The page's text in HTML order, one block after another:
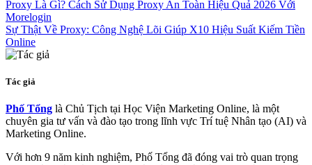
Proxy Là Gì? Cách Sử Dụng Proxy An Toàn Hiệu Quả 2026 Với
Morelogin
Sự Thật Về Proxy: Công Nghệ Lõi Giúp X10 Hiệu Suất Kiếm Tiền
Online
Tác giả
Phố Tổng là Chủ Tịch tại Học Viện Marketing Online, là một
chuyên gia tư vấn và đào tạo trong lĩnh vực Trí tuệ Nhân tạo (AI) và
Marketing Online.
Với hơn 9 năm kinh nghiệm, Phố Tổng đã đóng vai trò quan trọng